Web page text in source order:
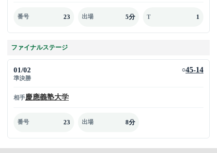
番号 23 出場 5分 T 1
ファイナルステージ
01/02
準決勝
○45-14
相手慶應義塾大学
番号 23 出場 8分